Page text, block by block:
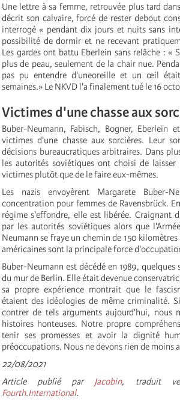
Une lettre à sa femme, retrouvée plus tard
décrit son calvaire, forcé de rester debout
interrogé « pendant dix jours et nuits sans
possibilité de dormir et ne recevant
Les gardes ont battu Eberlein sans relâche : «
plus de peau, seulement de la chair nue.
pas pu entendre d'uneoreille et un œil
semaines.» Le NKVD l'a finalement tué le 16
Victimes d'une chasse aux
Buber-Neumann, Fabisch, Bogner, Eberlein
victimes d'une chasse aux sorcières. Leur
décisions bureaucratiques arbitraires. Dans
les autorités soviétiques ont choisi de laisser
victimes plutôt que de le faire eux-mêmes.
Les nazis envoyèrent Margarete Buber-
concentration pour femmes de Ravensbrück.
régime s'effondre, elle est libérée. Craignant
par les autorités soviétiques alors que
Neumann se fraye un chemin de 150
américaines sont la principale force
Buber-Neumann est décédé en 1989, quelques
du mur de Berlin. Elle était devenue
sa propre expérience montrait que le
étaient des idéologies de même criminalité.
contrer de tels arguments aujourd'hui, nous
histoires honteuses. Notre propre
tenir ses promesses et avoir la dignité
préoccupations. Nous ne devons rien de moins
22/08/2021
Article publié par Jacobin, traduit
Fourth.International.